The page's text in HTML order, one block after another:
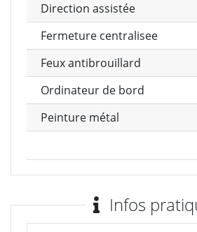
Direction assistée
Fermeture centralisee
Feux antibrouillard
Ordinateur de bord
Peinture métal
Infos